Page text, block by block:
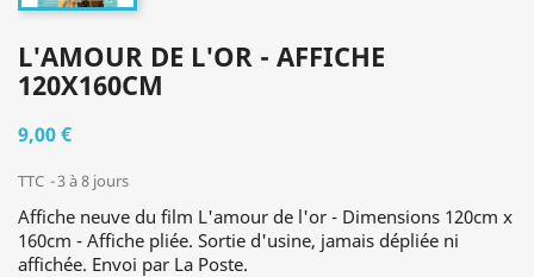
L'AMOUR DE L'OR - AFFICHE
120X160CM
9,00 €
TTC 3 à 8 jours
Affiche neuve du film L'amour de l'or - Dimensions 120cm x
160cm - Affiche pliée. Sortie d'usine, jamais dépliée ni
affichée. Envoi par La Poste.